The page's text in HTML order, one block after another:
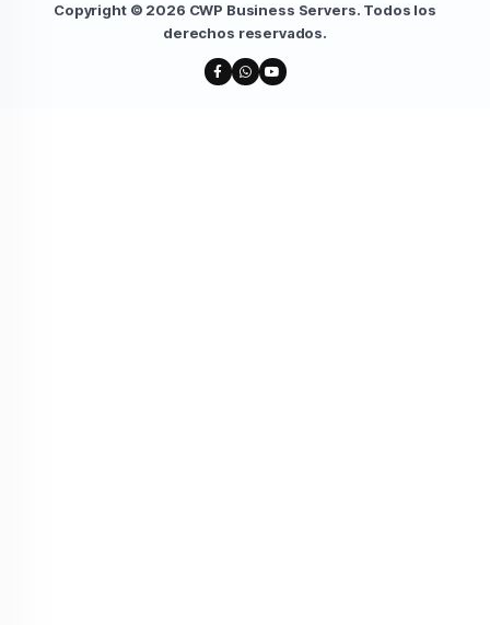
Copyright © 2026 CWP Business Servers. Todos los
derechos reservados.